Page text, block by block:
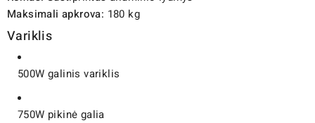
Maksimali apkrova: 180 kg
Variklis
500W galinis variklis
750W pikinė galia